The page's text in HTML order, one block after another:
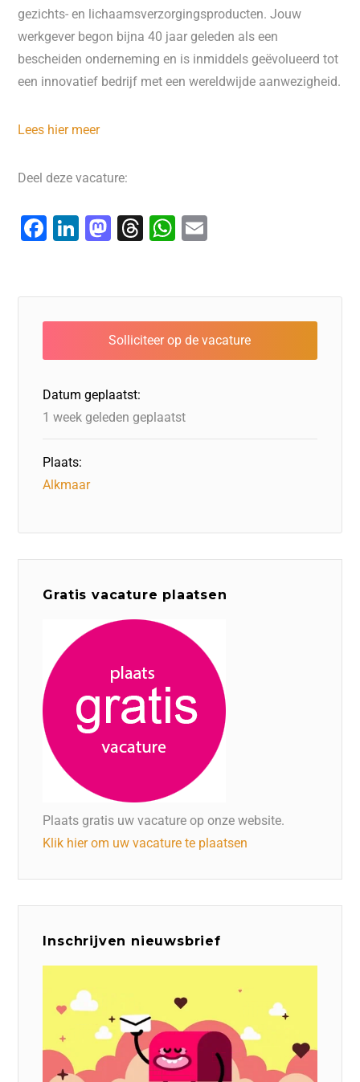
gezichts- en lichaamsverzorgingsproducten. Jouw
werkgever begon bijna 40 jaar geleden als een
bescheiden onderneming en is inmiddels geëvolueerd tot
een innovatief bedrijf met een wereldwijde aanwezigheid.
Lees hier meer
Deel deze vacature:
F
e
b
o
o
k
Li
e
dI
n
M
o
d
o
n
T
a
d
s
W
s
A
p
l
Datum geplaatst:
1 week geleden geplaatst
Plaats:
Alkmaar
Gratis vacature plaatsen
Plaats gratis uw vacature op onze website.
Klik hier om uw vacature te plaatsen
Inschrijven nieuwsbrief